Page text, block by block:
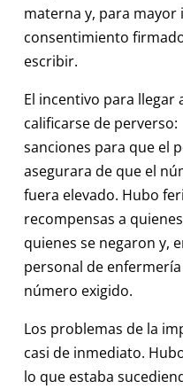
materna y, para
consentimiento
escribir.
El incentivo para
calificarse de
sanciones para que el
asegurara de que el
fuera elevado. Hubo
recompensas a
quienes se negaron y,
personal de
número exigido.
Los problemas de la
casi de inmediato.
lo que estaba